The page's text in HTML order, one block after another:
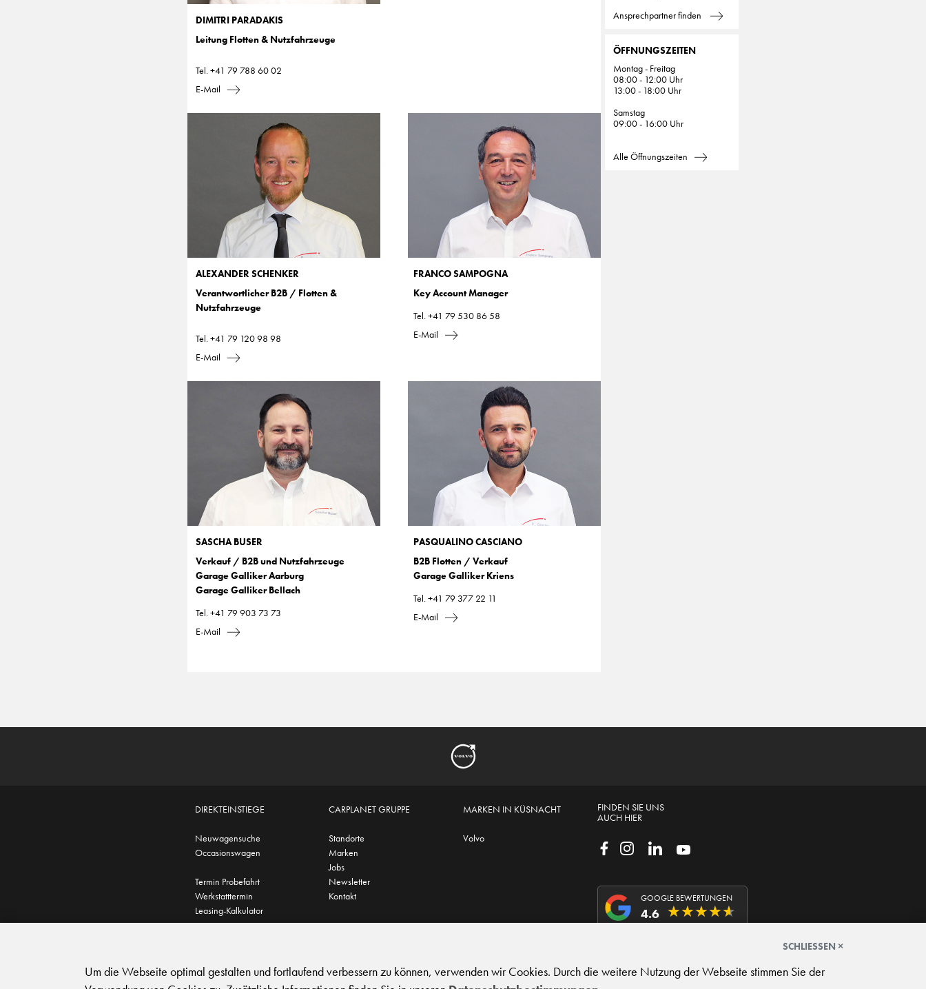
DIMITRI PARADAKIS
Leitung Flotten & Nutzfahrzeuge
Tel.+41 79 788 60 02
E-Mail
ALEXANDER SCHENKER
Verantwortlicher B2B / Flotten &
Nutzfahrzeuge
Tel.+41 79 120 98 98
E-Mail
FRANCO SAMPOGNA
Key Account Manager
Tel.+41 79 530 86 58
E-Mail
SASCHA BUSER
Verkauf / B2B und Nutzfahrzeuge
Garage Galliker Aarburg
Garage Galliker Bellach
Tel.+41 79 903 73 73
E-Mail
PASQUALINO CASCIANO
B2B Flotten / Verkauf
Garage Galliker Kriens
Tel.+41 79 377 22 11
E-Mail
Ansprechpartner finden
ÖFFNUNGSZEITEN
Montag - Freitag
08:00 - 12:00 Uhr
13:00 - 18:00 Uhr
Samstag
09:00 - 16:00 Uhr
Alle Öffnungszeiten
DIREKTEINSTIEGE
Neuwagensuche
Occasionswagen
Termin Probefahrt
Werkstatttermin
Leasing-Kalkulator
CARPLANET GRUPPE
Standorte
Marken
Jobs
Newsletter
Kontakt
MARKEN IN KÜSNACHT
Volvo
FINDEN SIE UNS
AUCH HIER
GOOGLE BEWERTUNGEN
4.6 ★★★★★
★★★★★
SCHLIESSEN ×
Um die Webseite optimal gestalten und fortlaufend verbessern zu können, verwenden wir Cookies. Durch die weitere Nutzung der Webseite stimmen Sie der